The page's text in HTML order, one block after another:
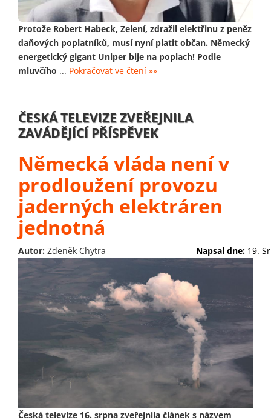
Protože Robert Habeck, Zelení, zdražil elektřinu z peněz
daňových poplatníků, musí nyní platit občan. Německý
energetický gigant Uniper bije na poplach! Podle
mluvčího ... Pokračovat ve čtení »»
ČESKÁ TELEVIZE ZVEŘEJNILA
ZAVÁDĚJÍCÍ PŘÍSPĚVEK
Německá vláda není v
prodloužení provozu
jaderných elektráren
jednotná
Autor: Zdeněk Chytra Napsal dne: 19.
Česká televize 16. srpna zveřejnila článek s názvem